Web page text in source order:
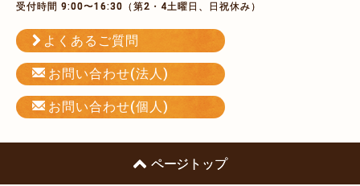
受付時間 9:00〜16:30（第2・4土曜日、日祝休み）
よくあるご質問
お問い合わせ(法人)
お問い合わせ(個人)
ページトップ